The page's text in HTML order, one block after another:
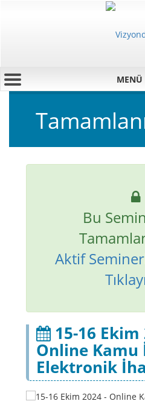
MENÜ
Bu
Aktif
15-16 Ekim
Online Kamu
Elektronik